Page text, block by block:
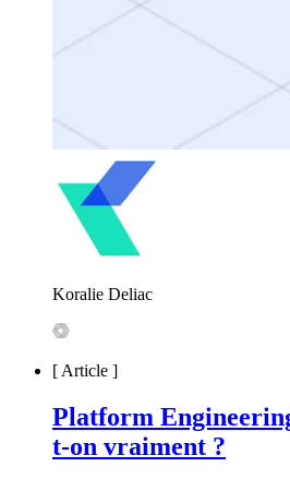
Koralie Deliac
[ Article ]
Platform
t-on vraiment ?